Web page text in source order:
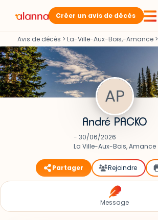
Créer un avis de décès
Avis de décès > La-Ville-Aux-Bois,-Amance >
André PACKO
- 30/06/2026
La Ville-Aux-Bois, Amance
Partager Rejoindre
Message